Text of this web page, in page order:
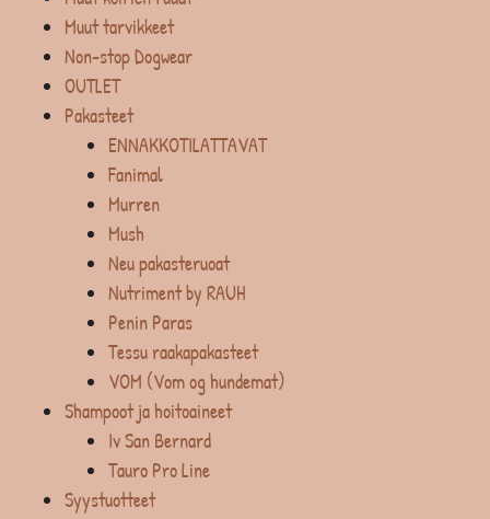
Muut tarvikkeet
Non-stop Dogwear
OUTLET
Pakasteet
ENNAKKOTILATTAVAT
Fanimal
Murren
Mush
Neu pakasteruoat
Nutriment by RAUH
Penin Paras
Tessu raakapakasteet
VOM (Vom og hundemat)
Shampoot ja hoitoaineet
Iv San Bernard
Tauro Pro Line
Syystuotteet